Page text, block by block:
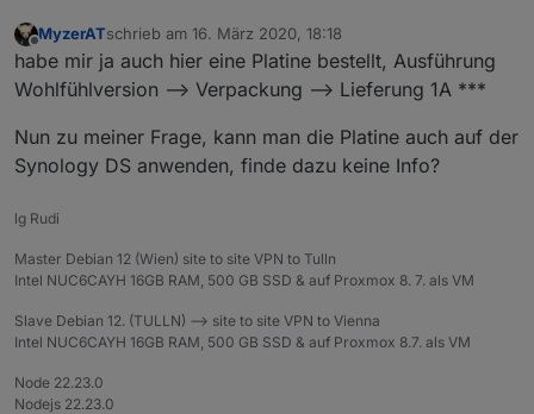
Offline
MyzerATschrieb am 16. März 2020, 18:18
zuletzt editiert von
habe mir ja auch hier eine Platine bestellt, Ausführung
Wohlfühlversion --> Verpackung --> Lieferung 1A ***
Nun zu meiner Frage, kann man die Platine auch auf der
Synology DS anwenden, finde dazu keine Info?
lg Rudi
Master Debian 12 (Wien) site to site VPN to Tulln
Intel NUC6CAYH 16GB RAM, 500 GB SSD & auf Proxmox 8. 7. als VM
Slave Debian 12. (TULLN) --> site to site VPN to Vienna
Intel NUC6CAYH 16GB RAM, 500 GB SSD & auf Proxmox 8.7. als VM
Node 22.23.0
Nodejs 22.23.0